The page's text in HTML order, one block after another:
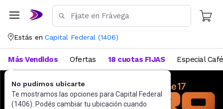
Estás en Capital Federal (1406)
No pudimos ubicarte
Te mostramos las opciones para Capital Federal
(1406). Podés cambiar tu ubicación cuando
Más Vendidos Ofertas 18 cuotas FIJAS Especial Café